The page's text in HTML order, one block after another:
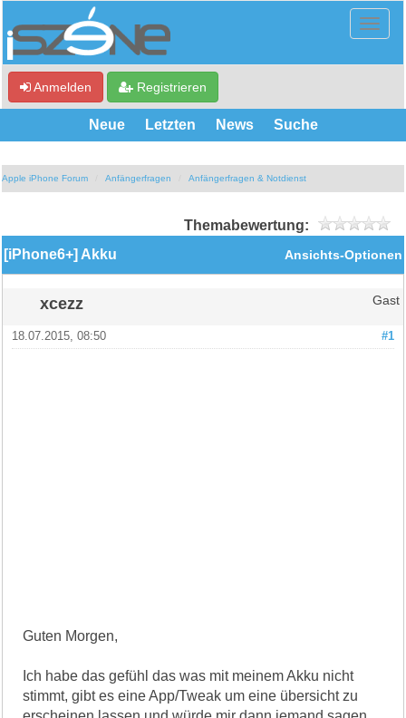
Anmelden Registrieren
Neue Letzten News Suche
Apple iPhone Forum Anfängerfragen Anfängerfragen & Notdienst
Themabewertung:
Ansichts-Optionen
[iPhone6+] Akku
xcezz Gast
#1
18.07.2015, 08:50
Guten Morgen,
Ich habe das gefühl das was mit meinem Akku nicht
stimmt, gibt es eine App/Tweak um eine übersicht zu